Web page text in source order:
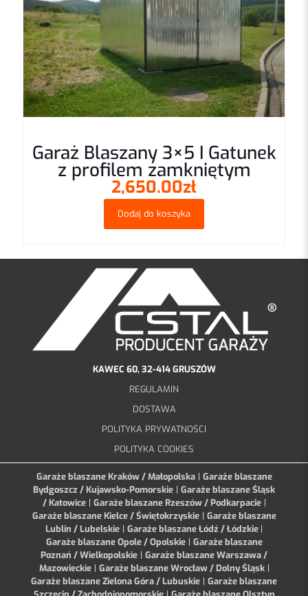
Garaż Blaszany 3×5 I Gatunek
z profilem zamkniętym
2,650.00zł
Dodaj do koszyka
KAWEC 60, 32-414 GRUSZÓW
REGULAMIN
DOSTAWA
POLITYKA PRYWATNOŚCI
POLITYKA COOKIES
Garaże blaszane Kraków / Małopolska| Garaże blaszane
Bydgoszcz / Kujawsko-Pomorskie | Garaże blaszane Śląsk
/ Katowice| Garaże blaszane Rzeszów / Podkarpacie|
Garaże blaszane Kielce / Świętokrzyskie| Garaże blaszane
Lublin / Lubelskie | Garaże blaszane Łódź / Łódzkie |
Garaże blaszane Opole / Opolskie| Garaże blaszane
Poznań / Wielkopolskie | Garaże blaszane Warszawa /
Mazowieckie| Garaże blaszane Wrocław / Dolny Śląsk|
Garaże blaszane Zielona Góra / Lubuskie | Garaże blaszane